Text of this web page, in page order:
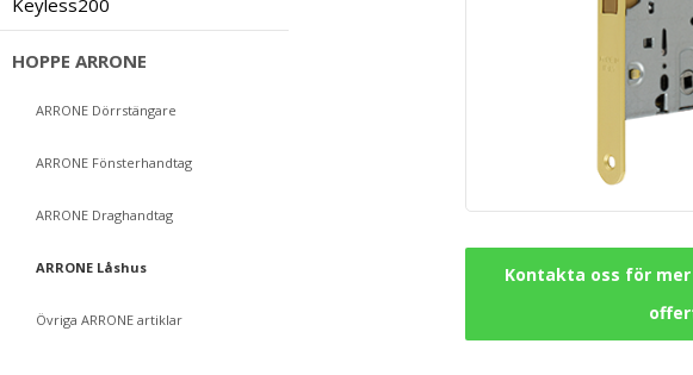
Keyless200
HOPPE ARRONE
ARRONE Dörrstängare
ARRONE Fönsterhandtag
ARRONE Draghandtag
ARRONE Låshus
Övriga ARRONE artiklar
Kontakta oss för